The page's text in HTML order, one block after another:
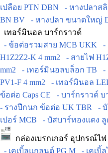
เปลือย PTN DBN
- หางปลาส
BN BV
- หางปลา ขนาดใหญ่
เทอร์มินอล บาร์กราวด์
- ข้อต่อรวมสาย MCB UKK
-
H1Z2Z2-K 4 mm2
- สายไฟ
mm2
- เทอร์มินอลบล็อก TB
-
PV1-F 4 mm2
- เทอร์มินอล
ข้อต่อ Caps CE
- บาร์กราวด์
- รางปีกนก ข้อต่อ UK TBR
-
เปอร์ MCB
- บัสบาร์ทองแดง ลู
กล่องเบรกเกอร์ อุปกรณ์ไฟ
- เคเบิ้ลแกลนด์ PG M
- เคเบิ้